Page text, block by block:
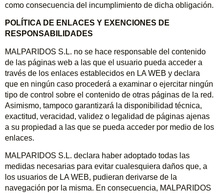
como consecuencia del incumplimiento de dicha obligación.
POLÍTICA DE ENLACES Y EXENCIONES DE
RESPONSABILIDADES
MALPARIDOS S.L. no se hace responsable del contenido
de las páginas web a las que el usuario pueda acceder a
través de los enlaces establecidos en LA WEB y declara
que en ningún caso procederá a examinar o ejercitar ningún
tipo de control sobre el contenido de otras páginas de la red.
Asimismo, tampoco garantizará la disponibilidad técnica,
exactitud, veracidad, validez o legalidad de páginas ajenas
a su propiedad a las que se pueda acceder por medio de los
enlaces.
MALPARIDOS S.L. declara haber adoptado todas las
medidas necesarias para evitar cualesquiera daños que, a
los usuarios de LA WEB, pudieran derivarse de la
navegación por la misma. En consecuencia, MALPARIDOS